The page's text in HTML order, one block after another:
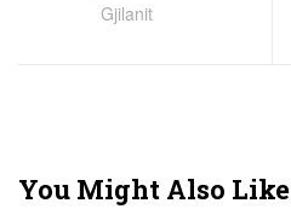
Gjilanit
You Might Also Like